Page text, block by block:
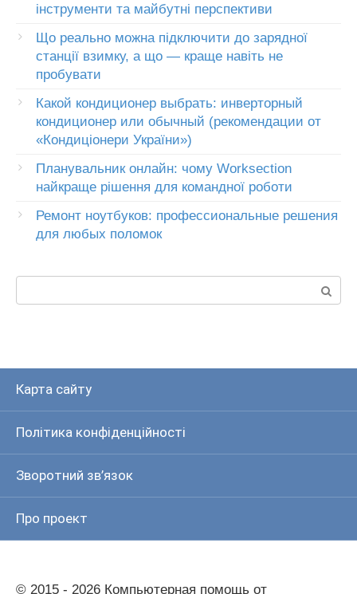
інструменти та майбутні перспективи
Що реально можна підключити до зарядної
станції взимку, а що — краще навіть не
пробувати
Какой кондиционер выбрать: инверторный
кондиционер или обычный (рекомендации от
«Кондиціонери України»)
Планувальник онлайн: чому Worksection
найкраще рішення для командної роботи
Ремонт ноутбуков: профессиональные решения
для любых поломок
Карта сайту
Політика конфіденційності
Зворотний зв’язок
Про проект
© 2015 - 2026 Компьютерная помощь от